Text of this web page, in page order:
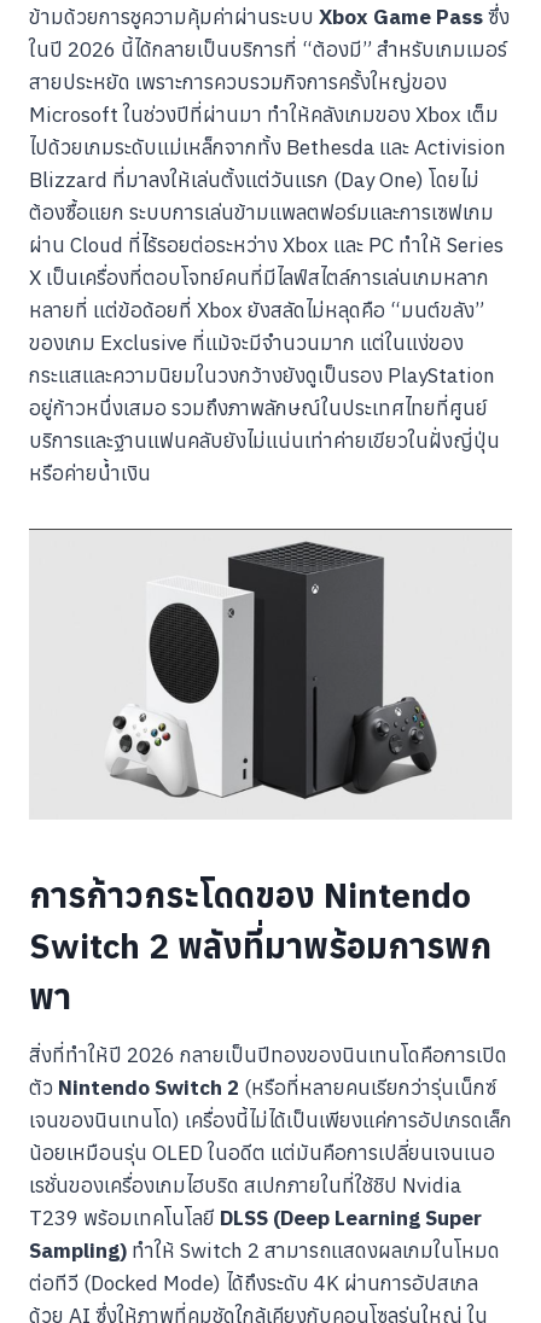
ข้ามด้วยการชูความคุ้มค่าผ่านระบบ Xbox Game Passซึ่ง
ในปี 2026 นี้ได้กลายเป็นบริการที่ “ต้องมี” สำหรับเกมเมอร์
สายประหยัด เพราะการควบรวมกิจการครั้งใหญ่ของ
Microsoft ในช่วงปีที่ผ่านมา ทำให้คลังเกมของ Xbox เต็ม
ไปด้วยเกมระดับแม่เหล็กจากทั้ง Bethesda และ Activision
Blizzard ที่มาลงให้เล่นตั้งแต่วันแรก (Day One) โดยไม่
ต้องซื้อแยก ระบบการเล่นข้ามแพลตฟอร์มและการเซฟเกม
ผ่าน Cloud ที่ไร้รอยต่อระหว่าง Xbox และ PC ทำให้ Series
X เป็นเครื่องที่ตอบโจทย์คนที่มีไลฟ์สไตล์การเล่นเกมหลาก
หลายที่ แต่ข้อด้อยที่ Xbox ยังสลัดไม่หลุดคือ “มนต์ขลัง”
ของเกม Exclusive ที่แม้จะมีจำนวนมาก แต่ในแง่ของ
กระแสและความนิยมในวงกว้างยังดูเป็นรอง PlayStation
อยู่ก้าวหนึ่งเสมอ รวมถึงภาพลักษณ์ในประเทศไทยที่ศูนย์
บริการและฐานแฟนคลับยังไม่แน่นเท่าค่ายเขียวในฝั่งญี่ปุ่น
หรือค่ายน้ำเงิน
การก้าวกระโดดของ Nintendo
Switch 2 พลังที่มาพร้อมการพก
พา
สิ่งที่ทำให้ปี 2026 กลายเป็นปีทองของนินเทนโดคือการเปิด
ตัว Nintendo Switch 2 (หรือที่หลายคนเรียกว่ารุ่นเน็กซ์
เจนของนินเทนโด) เครื่องนี้ไม่ได้เป็นเพียงแค่การอัปเกรดเล็ก
น้อยเหมือนรุ่น OLED ในอดีต แต่มันคือการเปลี่ยนเจนเนอ
เรชั่นของเครื่องเกมไฮบริด สเปกภายในที่ใช้ชิป Nvidia
T239 พร้อมเทคโนโลยี DLSS (Deep Learning Super
Sampling) ทำให้ Switch 2 สามารถแสดงผลเกมในโหมด
ต่อทีวี (Docked Mode) ได้ถึงระดับ 4K ผ่านการอัปสเกล
ด้วย AI ซึ่งให้ภาพที่คมชัดใกล้เคียงกับคอนโซลรุ่นใหญ่ ใน